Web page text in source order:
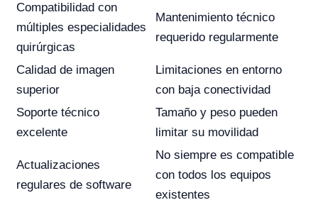
Compatibilidad con
múltiples especialidades
quirúrgicas
Mantenimiento técnico
requerido regularmente
Calidad de imagen
superior
Limitaciones en entorno
con baja conectividad
Soporte técnico
excelente
Tamaño y peso pueden
limitar su movilidad
Actualizaciones
regulares de software
No siempre es compatible
con todos los equipos
existentes